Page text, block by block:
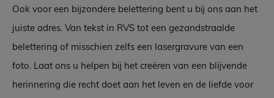
Ook voor een bijzondere belettering bent u bij ons aan het
juiste adres. Van tekst in RVS tot een gezandstraalde
belettering of misschien zelfs een lasergravure van een
foto. Laat ons u helpen bij het creëren van een blijvende
herinnering die recht doet aan het leven en de liefde voor